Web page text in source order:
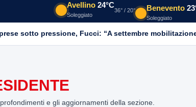
Avellino 24°C
Soleggiato
36° / 20° Benevento
Soleggiato
sotto pressione, Fucci: “A settembre
e gli aggiornamenti della sezione.